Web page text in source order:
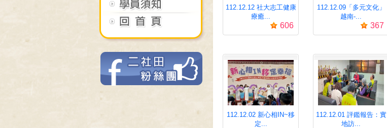
112.12.12 社大志工健康
療癒...
606
112.12.09「多元文化」
越南-...
367
112.12.02 新心相IN~移
定...
112.12.01 評鑑報告：實
地訪...